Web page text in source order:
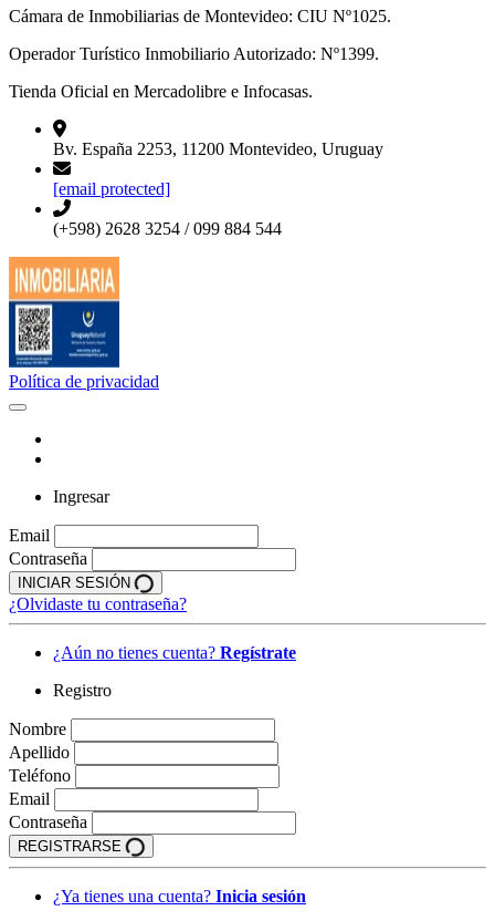
Cámara de Inmobiliarias de Montevideo: CIU Nº1025.
Operador Turístico Inmobiliario Autorizado: Nº1399.
Tienda Oficial en Mercadolibre e Infocasas.
Bv. España 2253, 11200 Montevideo, Uruguay
[email protected]
(+598) 2628 3254 / 099 884 544
Política de privacidad
Ingresar
Email
Contraseña
INICIAR SESIÓN
¿Olvidaste tu contraseña?
¿Aún no tienes cuenta? Regístrate
Registro
Nombre
Apellido
Teléfono
Email
Contraseña
REGISTRARSE
¿Ya tienes una cuenta? Inicia sesión